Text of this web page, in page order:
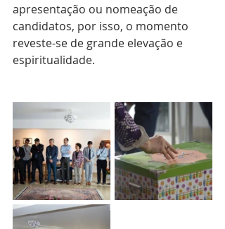
apresentação ou nomeação de
candidatos, por isso, o momento
reveste-se de grande elevação e
espiritualidade.